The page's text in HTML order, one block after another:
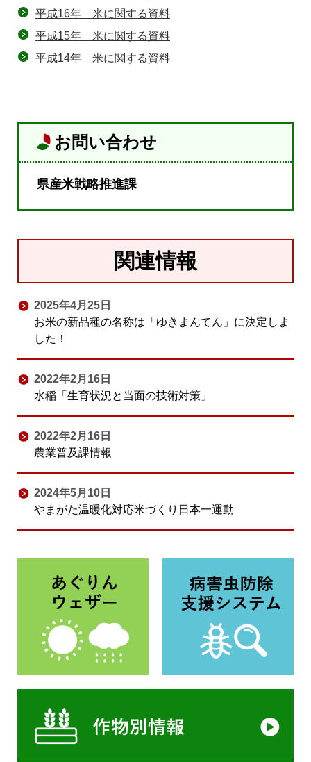
平成16年 米に関する資料
平成15年 米に関する資料
平成14年 米に関する資料
お問い合わせ
県産米戦略推進課
関連情報
2025年4月25日
お米の新品種の名称は「ゆきまんてん」に決定しま
した！
2022年2月16日
水稲「生育状況と当面の技術対策」
2022年2月16日
農業普及課情報
2024年5月10日
やまがた温暖化対応米づくり日本一運動